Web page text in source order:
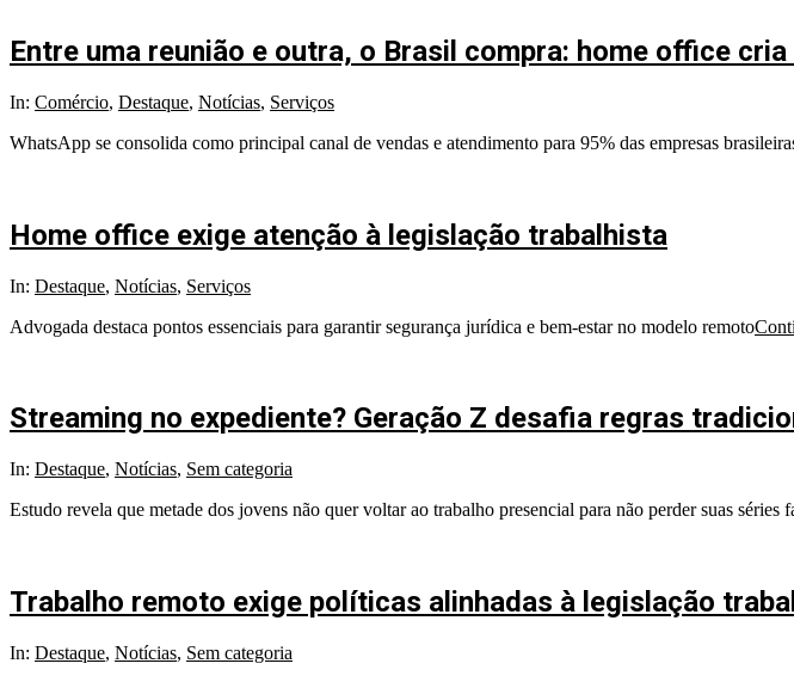
Entre uma reunião e outra, o Brasil compra: home office
2025-
07
In: Comércio, Destaque, Notícias, Serviços
WhatsApp se consolida como principal canal de vendas e atendimento para 95% das empresas
Home office exige atenção à legislação trabalhista
2025-
07
In: Destaque, Notícias, Serviços
Advogada destaca pontos essenciais para garantir segurança jurídica e bem-estar no modelo remoto
Streaming no expediente? Geração Z desafia regras
2025-
15
In: Destaque, Notícias, Sem categoria
Estudo revela que metade dos jovens não quer voltar ao trabalho presencial para não perder suas
Trabalho remoto exige políticas alinhadas à legislação
2025-
In: Destaque, Notícias, Sem categoria